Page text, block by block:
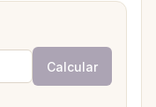
Calcular